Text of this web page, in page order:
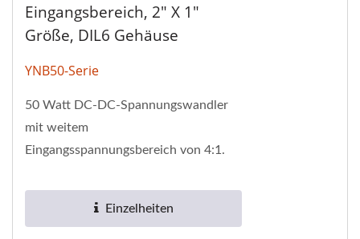
Eingangsbereich, 2" X 1"
Größe, DIL6 Gehäuse
YNB50-Serie
50 Watt DC-DC-Spannungswandler
mit weitem
Eingangsspannungsbereich von 4:1.
Isolationsspannung von 1,6 kV. Sie
verfügt über...
Einzelheiten